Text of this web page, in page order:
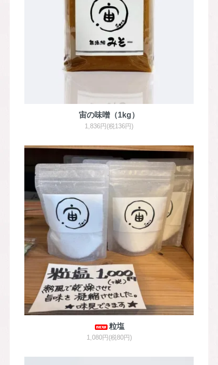
宙の味噌（1kg）
1,836円(税136円)
粒塩
1,080円(税80円)